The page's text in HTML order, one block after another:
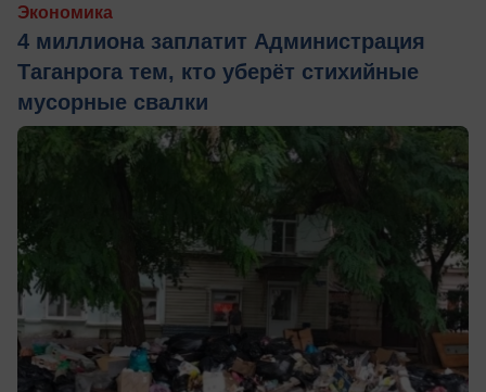
Экономика
4 миллиона заплатит Администрация
Таганрога тем, кто уберёт стихийные
мусорные свалки